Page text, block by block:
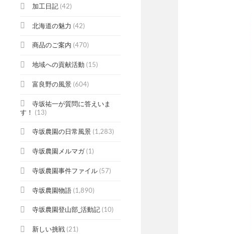
加工日記 (42)
北海道の魅力 (42)
商品のご案内 (470)
地域への貢献活動 (15)
富良野の風景 (604)
寺坂祐一が質問に答えいま
す！ (13)
寺坂農園の日常風景 (1,283)
寺坂農園メルマガ(1)
寺坂農園事件ファイル (57)
寺坂農園物語 (1,890)
寺坂農園登山部_活動記 (10)
新しい挑戦 (21)